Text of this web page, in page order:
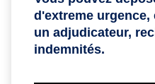
d'extreme urgence,
un adjudicateur,
indemnités.